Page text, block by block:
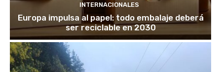
INTERNACIONALES
Europa impulsa al papel: todo embalaje deberá
ser reciclable en 2030